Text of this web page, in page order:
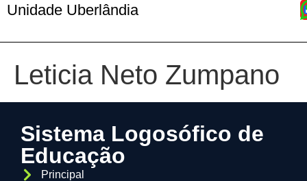
Unidade Uberlândia
Leticia Neto Zumpano
Sistema Logosófico de
Educação
Principal